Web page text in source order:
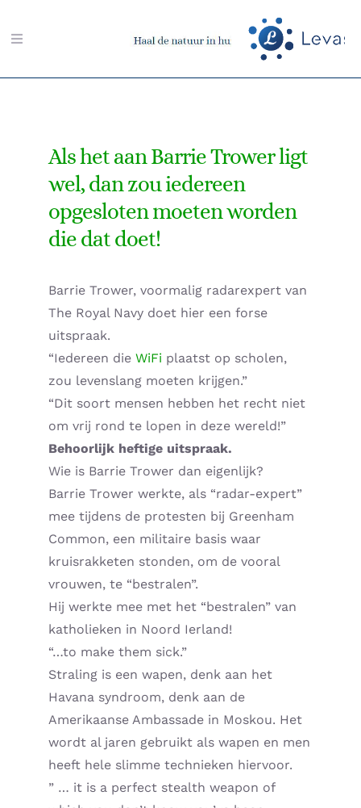
naar
Toggle
Aarding-shop
Boeken-shop
Meter-shop
Radiësthesie-shop
Supplementen shop
Straling:
Onderwerpen:
Ziekteverzuim in bedrijven
Blog
Winkelwagen
Contactformulier
Zirbeldrüse detox
Home – Deutsch
Als het aan Barrie Trower ligt
wel, dan zou iedereen
opgesloten moeten worden
die dat doet!
Barrie Trower, voormalig radarexpert van
The Royal Navy doet hier een forse
uitspraak.
“Iedereen die WiFi plaatst op scholen,
zou levenslang moeten krijgen.”
“Dit soort mensen hebben het recht niet
om vrij rond te lopen in deze wereld!”
Behoorlijk heftige uitspraak.
Wie is Barrie Trower dan eigenlijk?
Barrie Trower werkte, als “radar-expert”
mee tijdens de protesten bij Greenham
Common, een militaire basis waar
kruisrakketen stonden, om de vooral
vrouwen, te “bestralen”.
Hij werkte mee met het “bestralen” van
katholieken in Noord Ierland!
“…to make them sick.”
Straling is een wapen, denk aan het
Havana syndroom, denk aan de
Amerikaanse Ambassade in Moskou. Het
wordt al jaren gebruikt als wapen en men
heeft hele slimme technieken hiervoor.
” … it is a perfect stealth weapon of